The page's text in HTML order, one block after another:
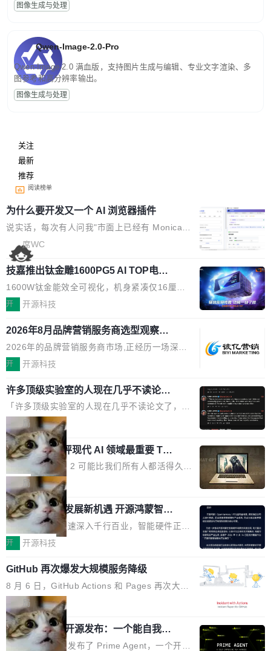
图像生成与处理
Qwen-Image-2.0-Pro
Qwen-Image-2.0 满血版，支持图片生成与编辑、专业文字渲染、多
图参考和高分辨率输出。
图像生成与处理
关注
最新
推荐
阅读榜单
为什么要开发又一个 AI 浏览器插件
说实话，每次有人问我"市面上已经有 Monica、
Sider、Copilot for Chrome 这些 AI 浏览器插件
了，你为什么还要再做一个"，我都觉得这个问题
问得好。 因为我自己也是从用户变成开发者的。
现有产品的天花板 我用过不少 AI 浏览器插件。
刚开始觉得都挺好——选中一段文字，弹出解
要。但用久了你会发现，它们本质上都是同一类
东西：一个带网页上下文的聊天框。 它们能读取
页面的文本，然后把文本丢给大模型，再返回一
段回答。仅此而已。 这当然有用，但总觉得差点
意思。比如我在一个后台管理系统里，需要填50
个表单字段，每个字段还有联动逻辑；比如我
想...
席WC
技嘉推出钛金雕1600PG5 AI TOP电
源：为发烧级主机与本地AI算力打造旗
舰供电方案
1600W钛金能效全可视化，机身紧凑仅16厘米
继2026台北电脑展首度亮相后，技嘉科技近日正
电源专为发烧级DIY主机与本地AI算力平台打
造，整机长度仅16厘米，提供1600W额定功率
与80PLUS钛金能效；支持ATX 3.1与PCIe 5.1
规范，结合服务器级元件、完善供电线材与内置
实时LCD监控屏，可充分满足当下高阶PC主机
的严苛使用需求。 澎湃功率，紧凑机身 钛金雕1
600PG5 AI TOP具备强悍输出功率，同时实现
机身尺寸大幅精简。整机长度仅16厘米，属于同
功率段机身尺寸十分紧凑的1600W电源产品。小
巧机身有效提升市面主流标准A...
开 开源科技
2026年8月品牌营销服务商选型观察：
从流量思维到品牌资产思维的范式转移
2026年的品牌营销服务商市场,正经历一场深刻
的价值重构。全球全案品牌代理机构市场从2025
复合增长率达5.44%,预计2032年将突破120亿美
元。数字广告与公共关系相关服务市场更是从20
25年的8463亿美元扩张至2026年的8763亿美
元。数字的背后是一个清晰的事实——品牌对专
业化营销服务的需求从未如此迫切。 但市场扩容
的同时,服务商的竞争逻辑正在改变。2026年Top
Agency年度合辑的观察指出,“产品”这个离消费
者最近的载体,在整个品牌营销层面的权重显著变
高了。全域营销服务商的竞争正在从规模转向深
度,案例厚度、全域覆盖、多线协同...
开 开源科技
许多顶级实验室的人现在几乎不读论文
了
「许多顶级实验室的人现在几乎不读论文了，而
且他们认为 ICLR/ICML/NeurIPS 充斥着大量过
度宣传和欺诈。」 OpenAI 研究员 Keller Jorda
n 这条推文引发了广泛讨论。他不是在说风凉
话，他是说出了一个圈内人尽皆知但很少公开捅
破的事实。 Jordan 随后补充了一句软化声明：
「我不认为这些会议上大部分论文都在过度宣传
或造假。问题是，作为读者，如果你筛选出那些
看起来最令人兴奋的论文，那它们大部分都是过
度宣传的。」 这才是真正的痛点。不是所有论文
都有问题，是最吸引眼球的那批论文最有问题。
他引用的帖子来自 Mathew Shen，一位 ICLR 2
026 的读者：「看了篇 ...
局
xAI 前工程师评现代 AI 领域最重要 Top
3 开源项目
Flash Attention 2 可能比我们所有人都活得久。
这句话不是来自某个技术博客，而是出自 Hieu
Pham 的一条推文。Hieu Pham 是谁？他是 xAI
的早期工程师之一，在 Grok 训练基础设施团队
工作过。近日他在 X 上发了一条帖子，列出了他
认为现代 AI 领域最重要的三个开源项目。 第一
理由很具体。FA 系列不需要解释，但 FA2 是他
认为最重要的一个——复杂度恰到好处，刚好能
驱动你去学 CuTe，但还没被那些"邪恶的" Hopp
er++ 优化所淹没，足够容易修改和适配。 更关
键的是 FA2 的持久性...
局
共商智能硬件发展新机遇 开源鸿蒙智能
硬件开发者日杭州站即将举行
随着万物智联加速深入千行百业，智能硬件正从
单点设备迈向智能化、网联化、协同化发展。作
鸿蒙通过统一技术底座和分布式能力，为不同类
型智能设备的开发、连接与互联提供关键支撑，
也为产业链企业探索产品创新与商业增长打开新
的空间。 8月14日，开源鸿蒙智能硬件开发者日
（OHDD：OpenHarmony Hardware Develope
r Day）将在杭州启航。活动面向智能硬件产业
开 开源科技
GitHub 再次爆发大规模服务降级
8 月 6 日，GitHub Actions 和 Pages 再次大规
模服务降级，Actions 完全不可用超过 5 小时，
webhook 停发，连自托管 runner 也因调度层故
障无法工作。Pages、Copilot code review、C
opilot coding agent 全部受影响。从检测到完全
局
Prime Agent 开源发布：一个能自我改
进的编程 Agent，ARC-AGI 3 超越人类
Prime Intellect 发布了 Prime Agent，一个开源